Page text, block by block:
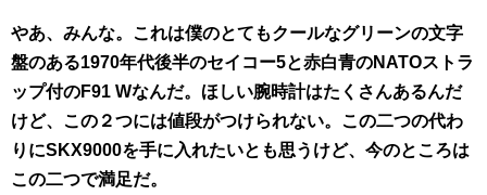
やあ、みんな。これは僕のとてもクールなグリーンの文字
盤のある1970年代後半のセイコー5と赤白青のNATOストラ
ップ付のF91 Wなんだ。ほしい腕時計はたくさんあるんだ
けど、この２つには値段がつけられない。この二つの代わ
りにSKX9000を手に入れたいとも思うけど、今のところは
この二つで満足だ。